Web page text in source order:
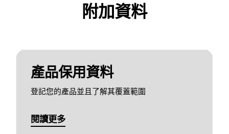
附加資料
產品保用資料
登記您的產品並且了解其覆蓋範圍
閱讀更多